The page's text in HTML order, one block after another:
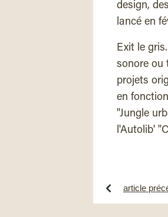
design,
lancé en
Exit le
sonore ou
projets
en
"Jungle
l'Autolib'
article